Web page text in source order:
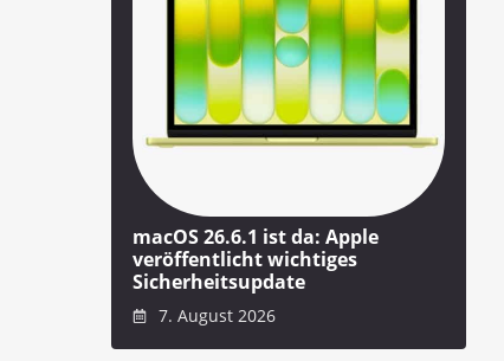
macOS 26.6.1 ist da: Apple
veröffentlicht wichtiges
Sicherheitsupdate
7. August 2026